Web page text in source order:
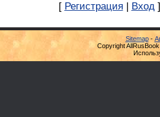
[ Регистрация | Вход ]
Sitemap-
Copyright